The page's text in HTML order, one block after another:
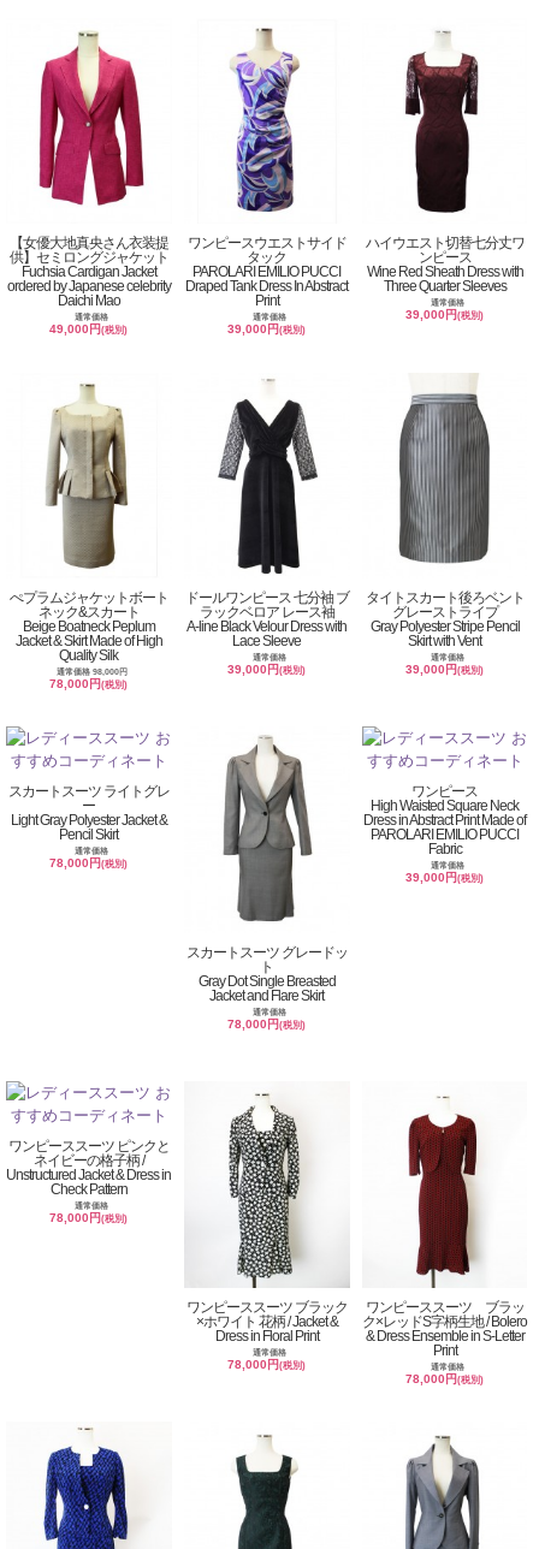
【女優大地真央さん衣装提
供】セミロングジャケット
Fuchsia Cardigan Jacket
ordered by Japanese celebrity
Daichi Mao
通常価格
49,000円(税別)
ワンピースウエストサイド
タック
PAROLARI EMILIO PUCCI
Draped Tank Dress In Abstract
Print
通常価格
39,000円(税別)
ハイウエスト切替七分丈ワ
ンピース
Wine Red Sheath Dress with
Three Quarter Sleeves
通常価格
39,000円(税別)
ぺプラムジャケットボート
ネック&スカート
Beige Boatneck Peplum
Jacket & Skirt Made of High
Quality Silk
通常価格 98,000円
78,000円(税別)
ドールワンピース 七分袖 ブ
ラックベロア レース袖
A-line Black Velour Dress with
Lace Sleeve
通常価格
39,000円(税別)
タイトスカート後ろベント
グレーストライプ
Gray Polyester Stripe Pencil
Skirt with Vent
通常価格
39,000円(税別)
スカートスーツ ライトグレ
ー
Light Gray Polyester Jacket &
Pencil Skirt
通常価格
78,000円(税別)
スカートスーツ グレードッ
ト
Gray Dot Single Breasted
Jacket and Flare Skirt
通常価格
78,000円(税別)
ワンピース
High Waisted Square Neck
Dress in Abstract Print Made of
PAROLARI EMILIO PUCCI
Fabric
通常価格
39,000円(税別)
ワンピーススーツ ピンクと
ネイビーの格子柄 /
Unstructured Jacket & Dress in
Check Pattern
通常価格
78,000円(税別)
ワンピーススーツ ブラック
×ホワイト 花柄 / Jacket &
Dress in Floral Print
通常価格
78,000円(税別)
ワンピーススーツ ブラッ
ク×レッドS字柄生地 / Bolero
& Dress Ensemble in S-Letter
Print
通常価格
78,000円(税別)